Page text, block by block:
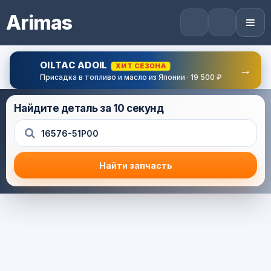
Arimas
OILTAC ADOIL ХИТ СЕЗОНА
Присадка в топливо и масло из Японии · 19 500 ₽ →
Найдите деталь за 10 секунд
Найти запчасть